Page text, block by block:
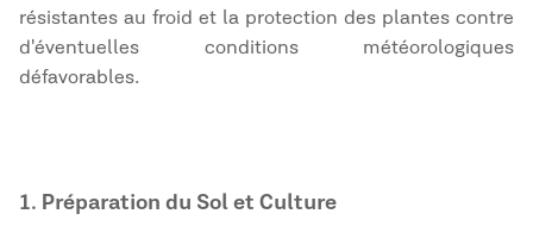
résistantes au froid et la protection des plantes contre
d'éventuelles conditions météorologiques
défavorables.
1. Préparation du Sol et Culture